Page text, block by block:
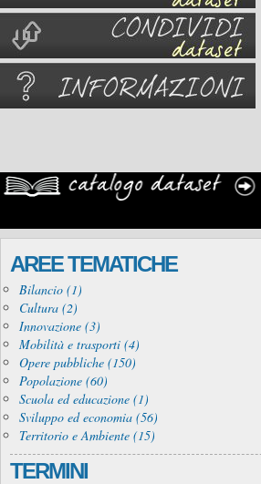
AREE TEMATICHE
Bilancio (1)
Cultura (2)
Innovazione (3)
Mobilità e trasporti (4)
Opere pubbliche (150)
Popolazione (60)
Scuola ed educazione (1)
Sviluppo ed economia (56)
Territorio e Ambiente (15)
TERMINI